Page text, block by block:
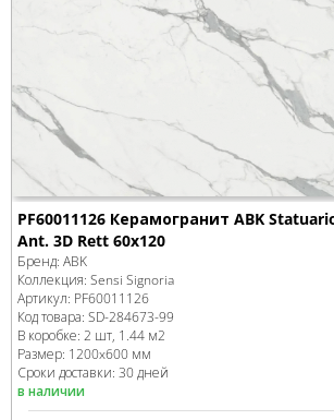
PF60011126 Керамогранит ABK
Ant. 3D Rett 60x120
Бренд: ABK
Коллекция: Sensi Signoria
Артикул: PF60011126
Код товара: SD-284673-99
В коробке: 2 шт, 1.44 м2
Размер: 1200x600 мм
Сроки доставки: 30 дней
в наличии